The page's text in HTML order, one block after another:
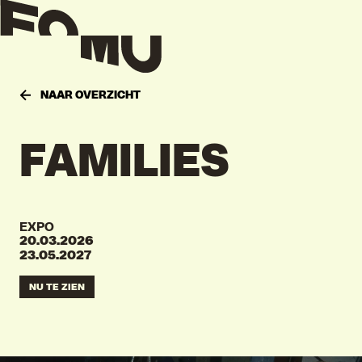
NAAR OVERZICHT
FAMILIES
EXPO
20.03.2026
23.05.2027
NU TE ZIEN